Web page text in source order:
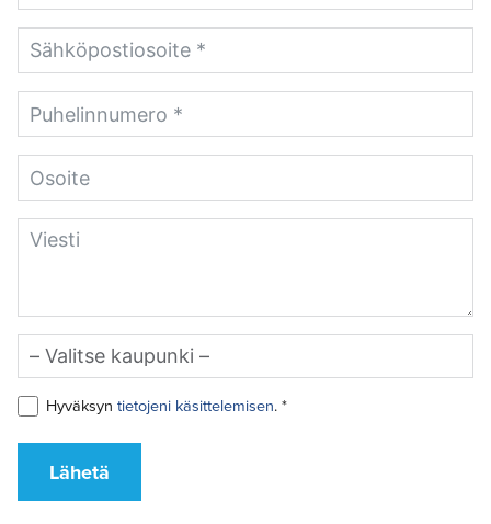
Hyväksyn tietojeni käsittelemisen. *
Lähetä